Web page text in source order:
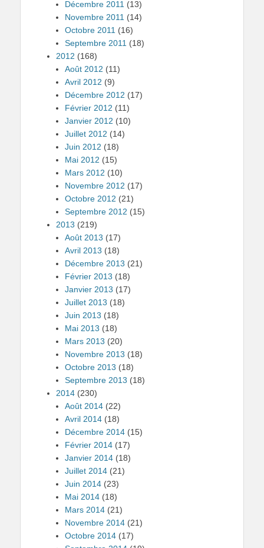
Décembre 2011 (13)
Novembre 2011 (14)
Octobre 2011 (16)
Septembre 2011 (18)
2012 (168)
Août 2012 (11)
Avril 2012 (9)
Décembre 2012 (17)
Février 2012 (11)
Janvier 2012 (10)
Juillet 2012 (14)
Juin 2012 (18)
Mai 2012 (15)
Mars 2012 (10)
Novembre 2012 (17)
Octobre 2012 (21)
Septembre 2012 (15)
2013 (219)
Août 2013 (17)
Avril 2013 (18)
Décembre 2013 (21)
Février 2013 (18)
Janvier 2013 (17)
Juillet 2013 (18)
Juin 2013 (18)
Mai 2013 (18)
Mars 2013 (20)
Novembre 2013 (18)
Octobre 2013 (18)
Septembre 2013 (18)
2014 (230)
Août 2014 (22)
Avril 2014 (18)
Décembre 2014 (15)
Février 2014 (17)
Janvier 2014 (18)
Juillet 2014 (21)
Juin 2014 (23)
Mai 2014 (18)
Mars 2014 (21)
Novembre 2014 (21)
Octobre 2014 (17)